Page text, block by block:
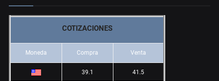
COTIZACIONES
Moneda Compra Venta
39.1 41.5